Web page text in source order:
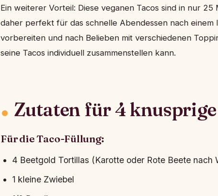
Ein weiterer Vorteil: Diese veganen Tacos sind in nur
daher perfekt für das schnelle Abendessen nach einem
vorbereiten und nach Belieben mit verschiedenen
seine Tacos individuell zusammenstellen kann.
Zutaten für 4 knusprige
Für die Taco-Füllung:
4 Beetgold Tortillas (Karotte oder Rote Beete nach
1 kleine Zwiebel